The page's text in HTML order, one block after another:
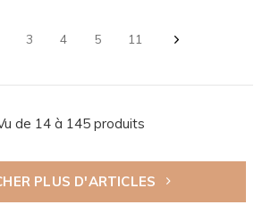
3 4 5 11
de 14 à 145 produits
PLUS D'ARTICLES